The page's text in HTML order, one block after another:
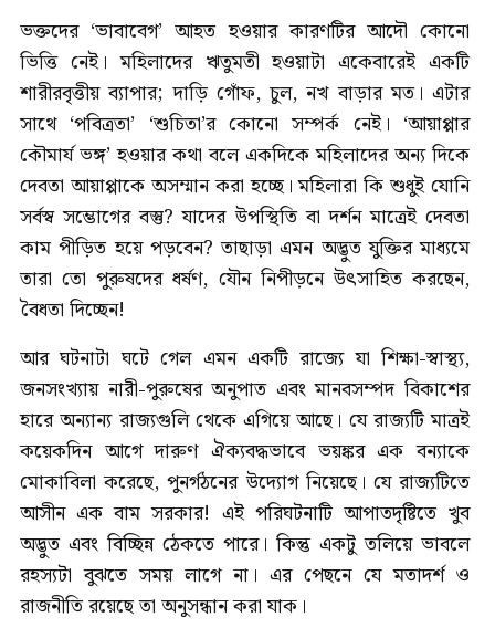
ভক্তদের ‘ভাবাবেগ’ আহত হওয়ার কারণটির আদৌ কোনো
ভিত্তি নেই। মহিলাদের ঋতুমতী হওয়াটা একেবারেই একটি
শারীরবৃত্তীয় ব্যাপার; দাড়ি গোঁফ, চুল, নখ বাড়ার মত। এটার
সাথে ‘পবিত্রতা’ ‘শুচিতা’র কোনো সম্পর্ক নেই। ‘আয়াপ্পার
কৌমার্য ভঙ্গ’ হওয়ার কথা বলে একদিকে মহিলাদের অন্য দিকে
দেবতা আয়াপ্পাকে অসম্মান করা হচ্ছে। মহিলারা কি শুধুই যোনি
সর্বস্ব সম্ভোগের বস্তু? যাদের উপস্থিতি বা দর্শন মাত্রেই দেবতা
কাম পীড়িত হয়ে পড়বেন? তাছাড়া এমন অদ্ভুত যুক্তির মাধ্যমে
তারা তো পুরুষদের ধর্ষণ, যৌন নিপীড়নে উৎসাহিত করছেন,
বৈধতা দিচ্ছেন!
আর ঘটনাটা ঘটে গেল এমন একটি রাজ্যে যা শিক্ষা-স্বাস্থ্য,
জনসংখ্যায় নারী-পুরুষের অনুপাত এবং মানবসম্পদ বিকাশের
হারে অন্যান্য রাজ্যগুলি থেকে এগিয়ে আছে। যে রাজ্যটি মাত্রই
কয়েকদিন আগে দারুণ ঐক্যবদ্ধভাবে ভয়ঙ্কর এক বন্যাকে
মোকাবিলা করেছে, পুনর্গঠনের উদ্যোগ নিয়েছে। যে রাজ্যটিতে
আসীন এক বাম সরকার! এই পরিঘটনাটি আপাতদৃষ্টিতে খুব
অদ্ভুত এবং বিচ্ছিন্ন ঠেকতে পারে। কিন্তু একটু তলিয়ে ভাবলে
রহস্যটা বুঝতে সময় লাগে না। এর পেছনে যে মতাদর্শ ও
রাজনীতি রয়েছে তা অনুসন্ধান করা যাক।